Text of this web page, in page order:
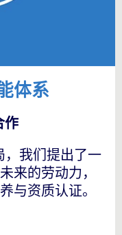
体系
作
，我们提出了一
来的劳动力，
与资质认证。